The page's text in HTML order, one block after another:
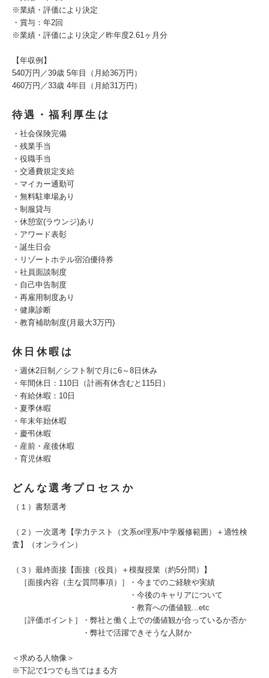
※業績・評価により決定
・賞与：年2回
※業績・評価により決定／昨年度2.61ヶ月分
【年収例】
540万円／39歳 5年目（月給36万円）
460万円／33歳 4年目（月給31万円）
待遇・福利厚生は
・社会保険完備
・残業手当
・役職手当
・交通費規定支給
・マイカー通勤可
・無料駐車場あり
・制服貸与
・休憩室(ラウンジ)あり
・アワード表彰
・誕生日会
・リゾートホテル宿泊優待券
・社員面談制度
・自己申告制度
・再雇用制度あり
・健康診断
・教育補助制度(月最大3万円)
休日休暇は
・週休2日制／シフト制で月に6～8日休み
・年間休日：110日（計画有休含むと115日）
・有給休暇：10日
・夏季休暇
・年末年始休暇
・慶弔休暇
・産前・産後休暇
・育児休暇
どんな選考プロセスか
（１）書類選考
（２）一次選考【学力テスト（文系or理系/中学履修範囲）＋適性検
査】（オンライン）
（３）最終面接【面接（役員）＋模擬授業（約5分間）】
［面接内容（主な質問事項）］・今までのご経験や実績
・今後のキャリアについて
・教育への価値観...etc
［評価ポイント］・弊社と働く上での価値観が合っているか否か
・弊社で活躍できそうな人財か
＜求める人物像＞
※下記で1つでも当てはまる方